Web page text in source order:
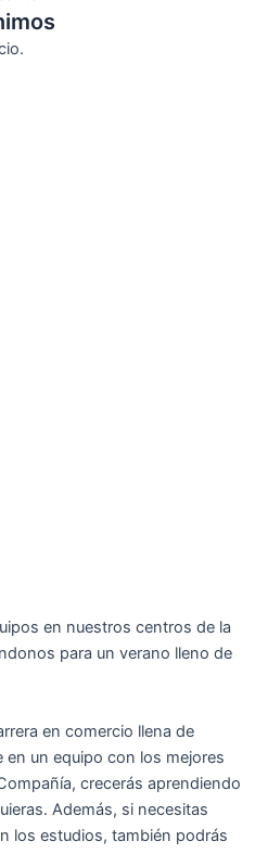
en nuestros centros de la
para un verano lleno de
en comercio llena de
un equipo con los mejores
crecerás aprendiendo
Además, si necesitas
los estudios, también podrás